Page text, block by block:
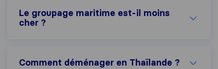
Le groupage maritime est-il moins
cher ?
Comment déménager en Thaïlande ?